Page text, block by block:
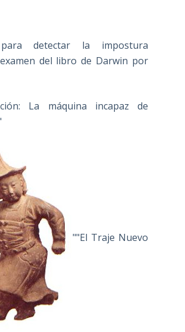
detectar la impostura
del libro de Darwin por
La máquina incapaz de
""El Traje Nuevo